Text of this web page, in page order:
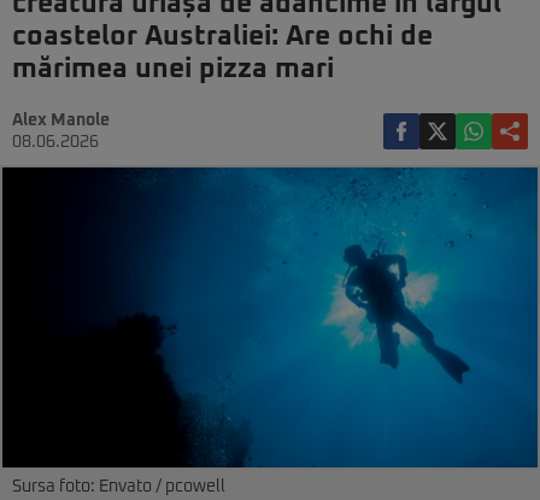
coastelor Australiei: Are ochi de
mărimea unei pizza mari
Alex Manole
08.06.2026
Sursa foto: Envato / pcowell